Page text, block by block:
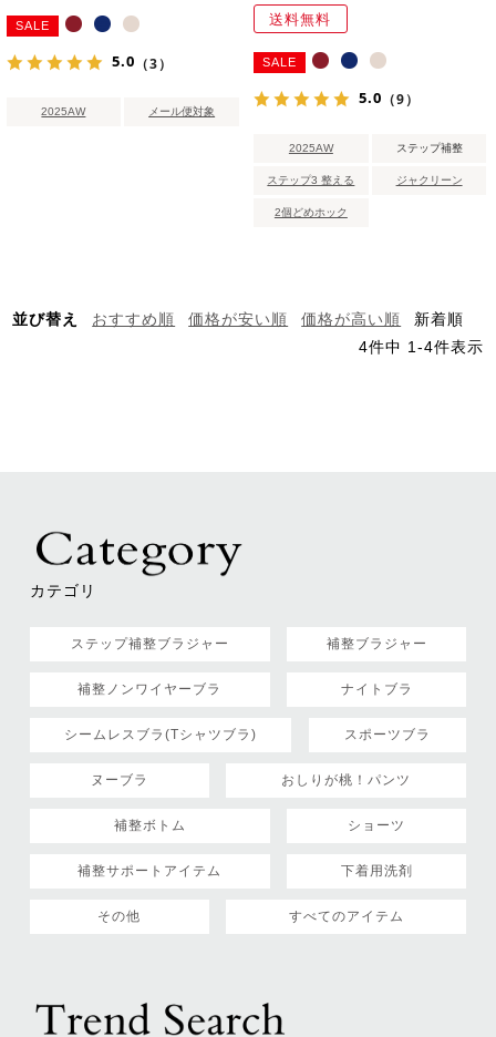
SALE
5.0 （3）
2025AW メール便対象
送料無料
SALE
5.0 （9）
2025AW ステップ補整
ステップ3 整える ジャクリーン
2個どめホック
並び替え おすすめ順 価格が安い順 価格が高い順
新着順
4件中 1 -4件表示
カテゴリ
ステップ補整ブラジャー 補整ブラジャー
補整ノンワイヤーブラ ナイトブラ
シームレスブラ(Tシャツブラ) スポーツブラ
ヌーブラ おしりが桃！パンツ
補整ボトム ショーツ
補整サポートアイテム 下着用洗剤
その他 すべてのアイテム